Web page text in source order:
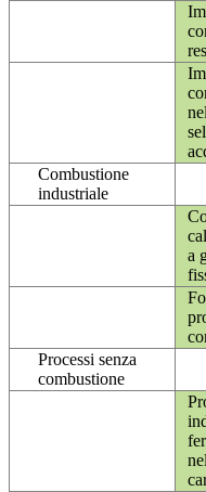
Combustione
industriale
a
Processi senza
combustione